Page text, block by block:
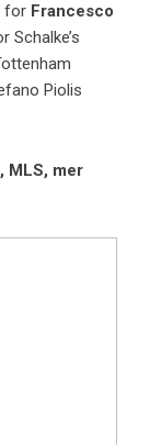
for Francesco
Schalke’s
Piolis
MLS, mer